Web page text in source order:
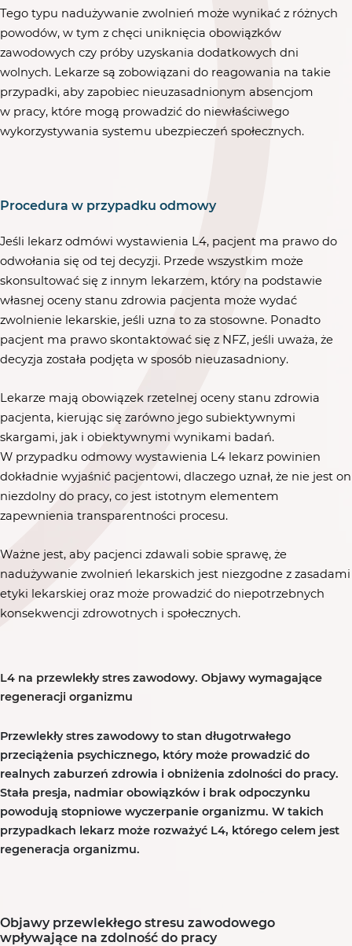
Tego typu nadużywanie zwolnień może wynikać z różnych
powodów, w tym z chęci uniknięcia obowiązków
zawodowych czy próby uzyskania dodatkowych dni
wolnych. Lekarze są zobowiązani do reagowania na takie
przypadki, aby zapobiec nieuzasadnionym absencjom
w pracy, które mogą prowadzić do niewłaściwego
wykorzystywania systemu ubezpieczeń społecznych.
Procedura w przypadku odmowy
Jeśli lekarz odmówi wystawienia L4, pacjent ma prawo do
odwołania się od tej decyzji. Przede wszystkim może
skonsultować się z innym lekarzem, który na podstawie
własnej oceny stanu zdrowia pacjenta może wydać
zwolnienie lekarskie, jeśli uzna to za stosowne. Ponadto
pacjent ma prawo skontaktować się z NFZ, jeśli uważa, że
decyzja została podjęta w sposób nieuzasadniony.
Lekarze mają obowiązek rzetelnej oceny stanu zdrowia
pacjenta, kierując się zarówno jego subiektywnymi
skargami, jak i obiektywnymi wynikami badań.
W przypadku odmowy wystawienia L4 lekarz powinien
dokładnie wyjaśnić pacjentowi, dlaczego uznał, że nie jest on
niezdolny do pracy, co jest istotnym elementem
zapewnienia transparentności procesu.
Ważne jest, aby pacjenci zdawali sobie sprawę, że
nadużywanie zwolnień lekarskich jest niezgodne z zasadami
etyki lekarskiej oraz może prowadzić do niepotrzebnych
konsekwencji zdrowotnych i społecznych.
L4 na przewlekły stres zawodowy. Objawy wymagające
regeneracji organizmu
Przewlekły stres zawodowy to stan długotrwałego
przeciążenia psychicznego, który może prowadzić do
realnych zaburzeń zdrowia i obniżenia zdolności do pracy.
Stała presja, nadmiar obowiązków i brak odpoczynku
powodują stopniowe wyczerpanie organizmu. W takich
przypadkach lekarz może rozważyć L4, którego celem jest
regeneracja organizmu.
Objawy przewlekłego stresu zawodowego
wpływające na zdolność do pracy